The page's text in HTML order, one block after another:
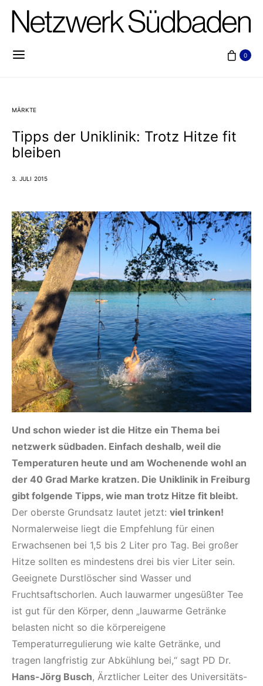
0
MÄRKTE
Tipps der Uniklinik: Trotz Hitze fit
bleiben
3. JULI 2015
Und schon wieder ist die Hitze ein Thema bei
netzwerk südbaden. Einfach deshalb, weil die
Temperaturen heute und am Wochenende wohl an
der 40 Grad Marke kratzen. Die Uniklinik in Freiburg
gibt folgende Tipps, wie man trotz Hitze fit bleibt.
Der oberste Grundsatz lautet jetzt: viel trinken!
Normalerweise liegt die Empfehlung für einen
Erwachsenen bei 1,5 bis 2 Liter pro Tag. Bei großer
Hitze sollten es mindestens drei bis vier Liter sein.
Geeignete Durstlöscher sind Wasser und
Fruchtsaftschorlen. Auch lauwarmer ungesüßter Tee
ist gut für den Körper, denn „lauwarme Getränke
belasten nicht so die körpereigene
Temperaturregulierung wie kalte Getränke, und
tragen langfristig zur Abkühlung bei,“ sagt PD Dr.
Hans-Jörg Busch, Ärztlicher Leiter des Universitäts-